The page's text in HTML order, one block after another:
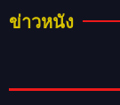
ข่าวหนัง